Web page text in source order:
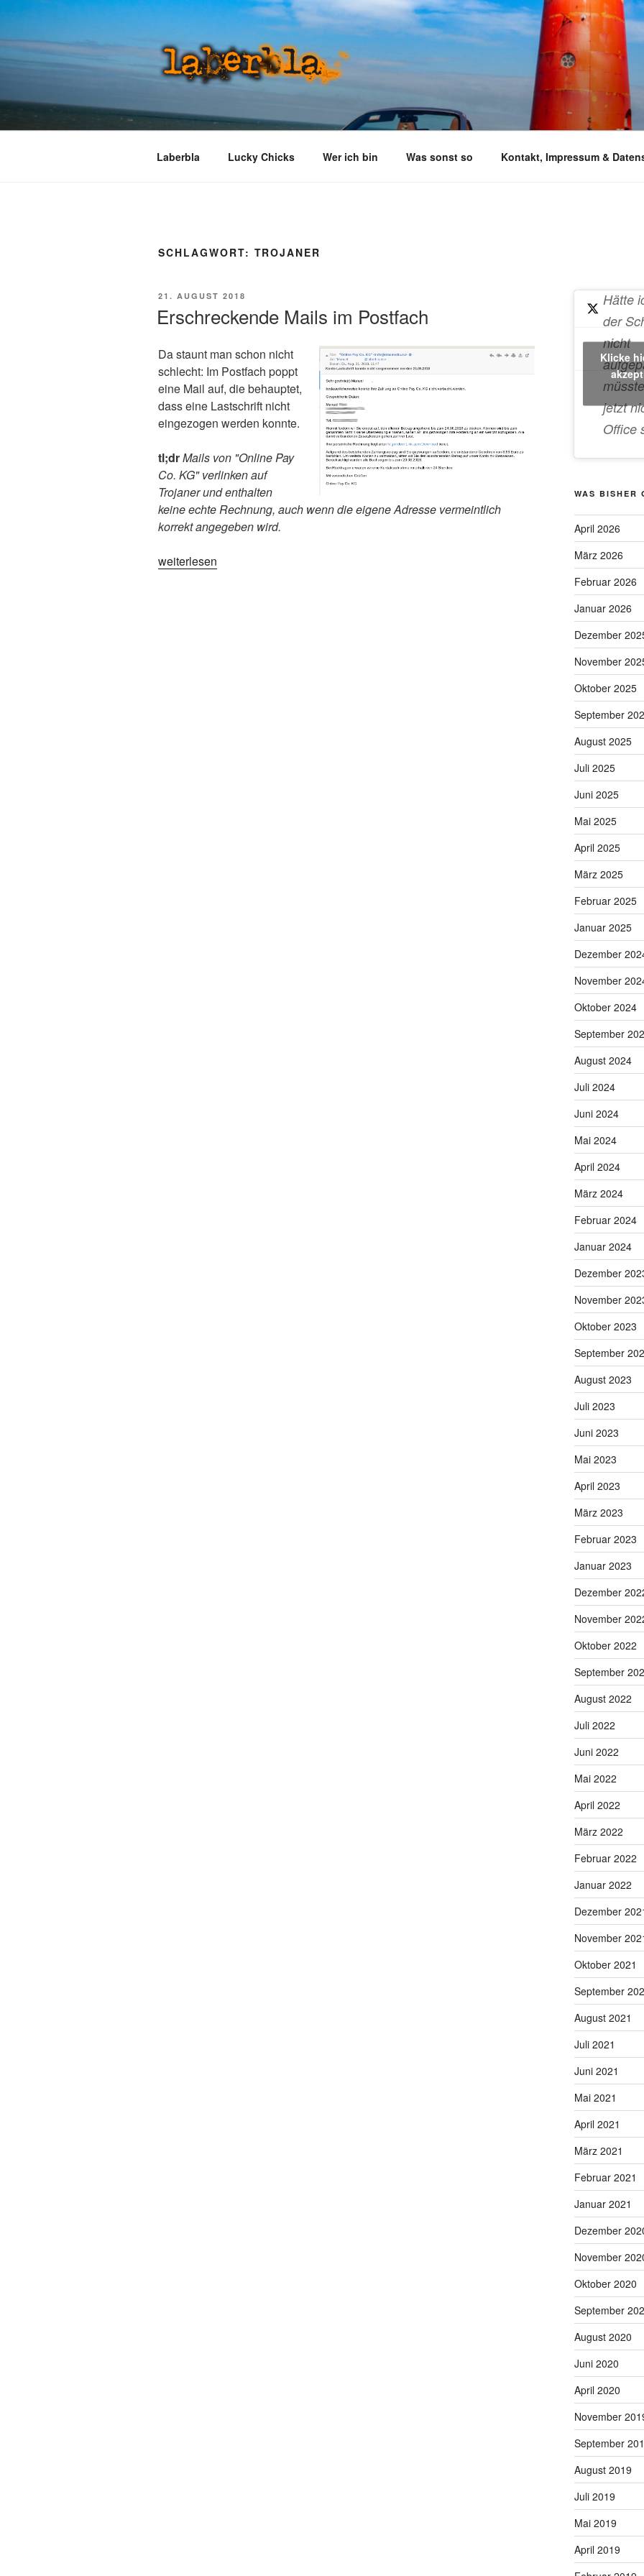
Zum
Inhalt
springen
LABERBLA
Laberbla Lucky Chicks Wer ich bin Was sonst so Kontakt, Impressum &
SCHLAGWORT: TROJANER
VERÖFFENTLICHT
21. AUGUST 2018
Erschreckende Mails im Postfach
Da staunt man schon nicht
schlecht: Im Postfach poppt
eine Mail auf, die behauptet,
dass eine Lastschrift nicht
eingezogen werden konnte.
tl;drMails von "Online Pay
Co. KG" verlinken auf
Trojaner und enthalten
keine echte Rechnung, auch wenn die eigene Adresse vermeintlich
korrekt angegeben wird.
„Erschreckende
weiterlesen
Hätte
der
nicht
jetzt
Office
Klicke
WAS BISHER
April 2026
März 2026
Februar 2026
Januar 2026
Dezember
November
Oktober 2025
September
August 2025
Juli 2025
Juni 2025
Mai 2025
April 2025
März 2025
Februar 2025
Januar 2025
Dezember
November
Oktober 2024
September
August 2024
Juli 2024
Juni 2024
Mai 2024
April 2024
März 2024
Februar 2024
Januar 2024
Dezember
November
Oktober 2023
September
August 2023
Juli 2023
Juni 2023
Mai 2023
April 2023
März 2023
Februar 2023
Januar 2023
Dezember
November
Oktober 2022
September
August 2022
Juli 2022
Juni 2022
Mai 2022
April 2022
März 2022
Februar 2022
Januar 2022
Dezember
November
Oktober 2021
September
August 2021
Juli 2021
Juni 2021
Mai 2021
April 2021
März 2021
Februar 2021
Januar 2021
Dezember
November
Oktober 2020
September
August 2020
Juni 2020
April 2020
November
September
August 2019
Juli 2019
Mai 2019
April 2019